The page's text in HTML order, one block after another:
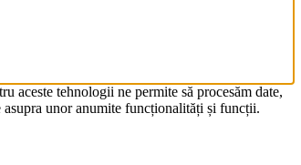
aceste tehnologii ne permite să procesăm date,
unor anumite funcționalități și funcții.